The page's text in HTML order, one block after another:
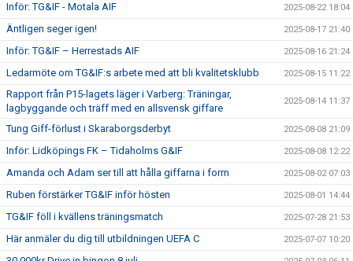
Inför: TG&IF - Motala AIF 2025-08-22 18:04
Äntligen seger igen! 2025-08-17 21:40
Inför: TG&IF – Herrestads AIF 2025-08-16 21:24
Ledarmöte om TG&IF:s arbete med att bli kvalitetsklubb 2025-08-15 11:22
Rapport från P15-lagets läger i Varberg: Träningar,
lagbyggande och träff med en allsvensk giffare
2025-08-14 11:37
Tung Giff-förlust i Skaraborgsderbyt 2025-08-08 21:09
Inför: Lidköpings FK – Tidaholms G&IF 2025-08-08 12:22
Amanda och Adam ser till att hålla giffarna i form 2025-08-02 07:03
Ruben förstärker TG&IF inför hösten 2025-08-01 14:44
TG&IF föll i kvällens träningsmatch 2025-07-28 21:53
Här anmäler du dig till utbildningen UEFA C 2025-07-07 10:20